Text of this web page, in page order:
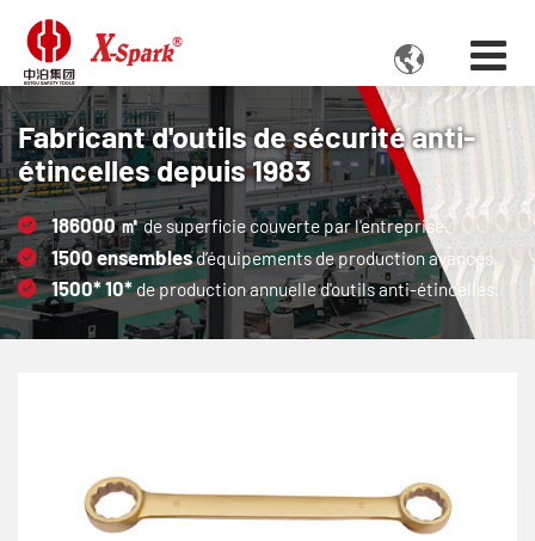

Fabricant d'outils de sécurité anti-
étincelles depuis 1983
186000㎡de superficie couverte par l'entreprise.
1500ensemblesd’équipements de production avancés.
1500*10*de production annuelle d'outils anti-étincelles.